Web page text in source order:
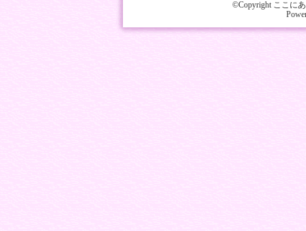
©Copyright ここに